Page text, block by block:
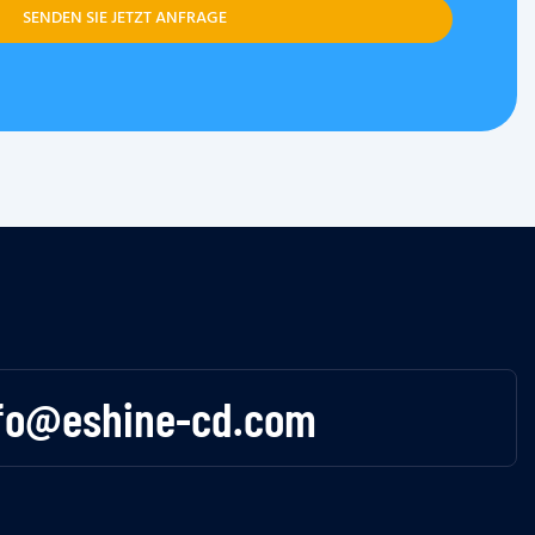
SENDEN SIE JETZT ANFRAGE
cd.com